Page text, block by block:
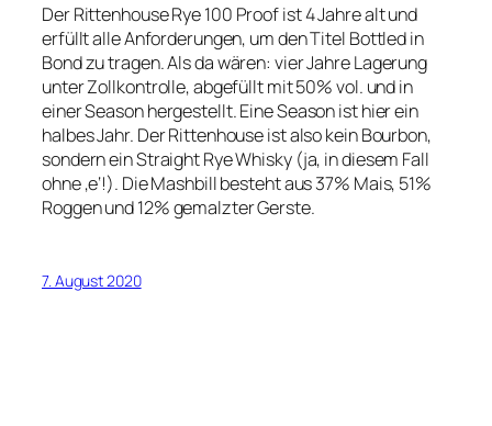
Der Rittenhouse Rye 100 Proof ist 4 Jahre alt und
erfüllt alle Anforderungen, um den Titel Bottled in
Bond zu tragen. Als da wären: vier Jahre Lagerung
unter Zollkontrolle, abgefüllt mit 50% vol. und in
einer Season hergestellt. Eine Season ist hier ein
halbes Jahr. Der Rittenhouse ist also kein Bourbon,
sondern ein Straight Rye Whisky (ja, in diesem Fall
ohne ‚e‘!). Die Mashbill besteht aus 37% Mais, 51%
Roggen und 12% gemalzter Gerste.
7. August 2020